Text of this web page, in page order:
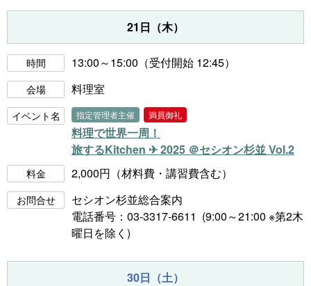
21日（木）
時間 13:00～15:00（受付開始 12:45）
会場 料理室
イベント名 指定管理者主催 満員御礼
料理で世界一周！
旅するKitchen ✈ 2025 ＠セシオン杉並 Vol.2
料金 2,000円（材料費・講習費含む）
お問合せ
セシオン杉並総合案内
電話番号：03-3317-6611 (9:00～21:00 ※第2木
曜日を除く)
30日（土）